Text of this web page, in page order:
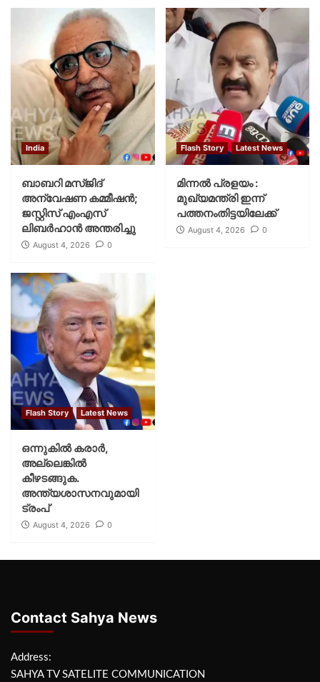
India
ബാബറി മസ്ജിദ്
അന്വേഷണ കമ്മീഷന്‍;
ജസ്റ്റിസ് എംഎസ്
ലിബര്‍ഹാന്‍ അന്തരിച്ചു
August 4, 2026 0
Flash Story Latest News
മിന്നല്‍ പ്രളയം :
മുഖ്യമന്ത്രി ഇന്ന്
പത്തനംതിട്ടയിലേക്ക്
August 4, 2026 0
Flash Story Latest News
ഒന്നുകില്‍ കരാര്‍,
അല്ലെങ്കില്‍
കീഴടങ്ങുക.
അന്ത്യശാസനവുമായി
ട്രംപ്
August 4, 2026 0
Contact Sahya News
Address:
SAHYA TV SATELITE COMMUNICATION